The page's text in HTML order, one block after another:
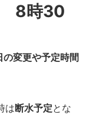
8時30
変更や予定時間
は断水予定とな